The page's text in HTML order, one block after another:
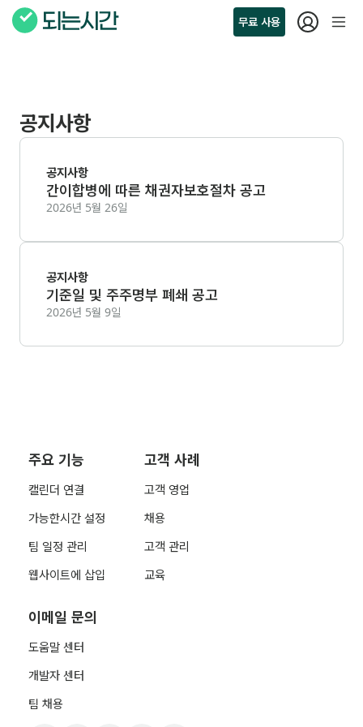
무료 사용
공지사항
공지사항
간이합병에 따른 채권자보호절차 공고
2026년 5월 26일
공지사항
기준일 및 주주명부 폐쇄 공고
2026년 5월 9일
주요 기능
캘린더 연결
가능한시간 설정
팀 일정 관리
웹사이트에 삽입
고객 사례
고객 영업
채용
고객 관리
교육
이메일 문의
도움말 센터
개발자 센터
팀 채용